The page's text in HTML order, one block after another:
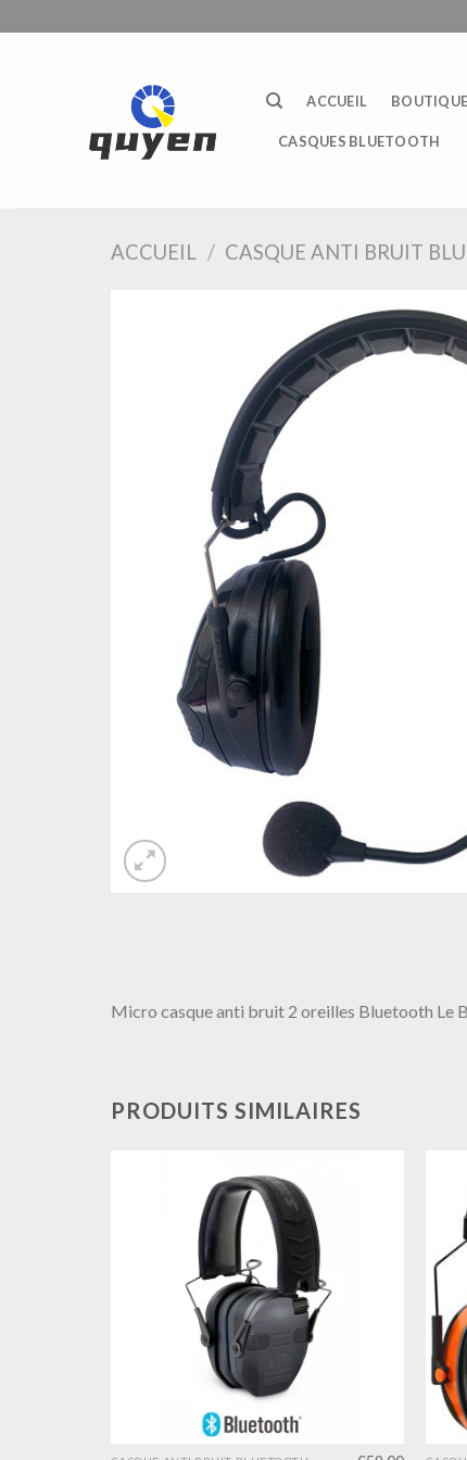
ACCUEIL BOUTIQUE
CASQUES BLUETOOTH
ACCUEIL / CASQUE ANTI BRUIT
Micro casque anti bruit 2 oreilles Bluetooth Le
PRODUITS SIMILAIRES